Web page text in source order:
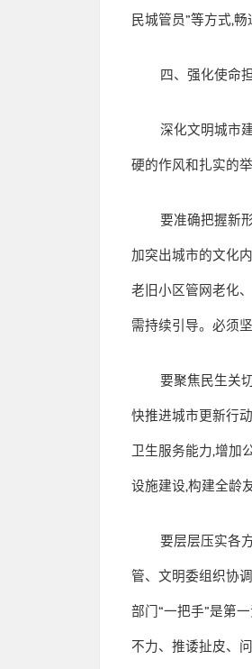
民城管员”等方式,畅
四、强化使命
深化文明城市
硬的作风和扎实的
要准确把握新
加突出城市的文化
老旧小区管网老化
需持续引导。必须
要聚焦民生关
快推进城市更新行动
卫生服务能力,增加
设施建设,构建全龄
要层层压实各
管、文明委组织协
部门“一把手”是第一
不力、推诿扯皮、